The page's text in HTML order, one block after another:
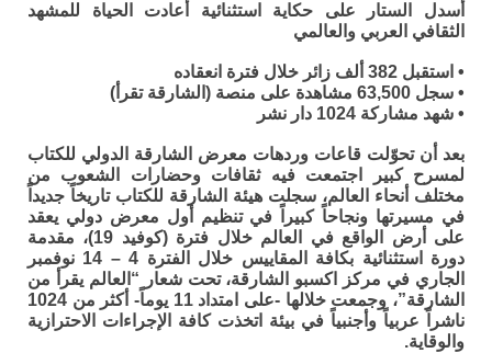
أسدل الستار على حكاية استثنائية أعادت الحياة للمشهد
الثقافي العربي والعالمي
• استقبل 382 ألف زائر خلال فترة انعقاده
• سجل 63,500 مشاهدة على منصة (الشارقة تقرأ)
• شهد مشاركة 1024 دار نشر
بعد أن تحوّلت قاعات وردهات معرض الشارقة الدولي للكتاب
لمسرح كبير اجتمعت فيه ثقافات وحضارات الشعوب من
مختلف أنحاء العالم، سجلت هيئة الشارقة للكتاب تاريخاً جديداً
في مسيرتها ونجاحاً كبيراً في تنظيم أول معرض دولي يعقد
على أرض الواقع في العالم خلال فترة (كوفيد 19)، مقدمة
دورة استثنائية بكافة المقاييس خلال الفترة 4 – 14 نوفمبر
الجاري في مركز اكسبو الشارقة، تحت شعار “العالم يقرأ من
الشارقة”، وجمعت خلالها -على امتداد 11 يوماً- أكثر من 1024
ناشراً عربياً وأجنبياً في بيئة اتخذت كافة الإجراءات الاحترازية
والوقاية.